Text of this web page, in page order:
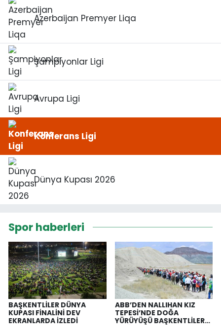
Azerbaijan Premyer Liqa
Şampiyonlar Ligi
Avrupa Ligi
Konferans Ligi
Dünya Kupası 2026
Spor haberleri
BAŞKENTLİLER DÜNYA
KUPASI FİNALİNİ DEV
EKRANLARDA İZLEDİ
ABB’DEN NALLIHAN KIZ
TEPESİ’NDE DOĞA
YÜRÜYÜŞÜ BAŞKENTLİLER